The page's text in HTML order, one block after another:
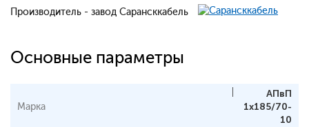
Производитель - завод Сарансккабель
Основные параметры
Марка
АПвП
1x185/70-
10